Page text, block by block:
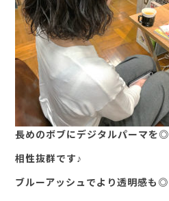
長めのボブにデジタルパーマを◎
相性抜群です♪
ブルーアッシュでより透明感も◎